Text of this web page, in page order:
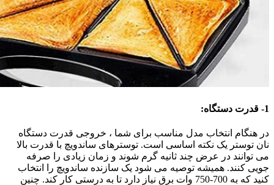
1- قدرت دستگاه:
در هنگام انتخاب مدل مناسب برای شما ، خروجی قدرت دستگاه
نان توستر یک نکته اساسی است. توسترهای ساندویچ با قدرت بالا
می توانند در عرض چند ثانیه گرم شوند و زمان زیادی را صرفه
جویی کنند. همیشه توصیه می شود یک سازنده ساندویچ را انتخاب
کنید که به 700-750 وات برق نیاز دارد تا به درستی کار کند. چنین